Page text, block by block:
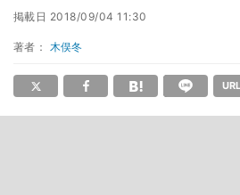
掲載日 2018/09/04 11:30
著者： 木俣冬